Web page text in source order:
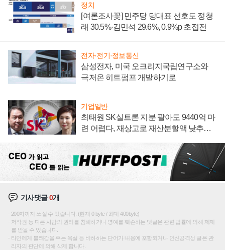
정치
[여론조사꽃] 민주당 당대표 선호도 정청
래 30.5%·김민석 29.6%, 0.9%p 초접전
전자·전기·정보통신
삼성전자, 미국 오크리지국립연구소와
극저온 히트펌프 개발하기로
기업일반
최태원 SK실트론 지분 팔아도 9440억 마
련 어렵다, 재상고로 재산분할액 낮추기
기사댓글0개
200자까지 쓰실 수 있습니다. (현재 0 byte / 최대 400byte)
저작권 등 다른 사람의 권리를 침해하거나 명예를 훼손하는 댓글은 관련 법률에 의해 제재
를 받을 수 있습니다.
타인에게 불쾌감을 주는 욕설 등 비하하는 단어가 내용에 포함되거나 인신공격성 글은 관
리자의 판단에 의해 삭제 합니다.